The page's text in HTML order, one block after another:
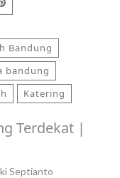
Bandung
bandung
Katering
Terdekat |
Septianto